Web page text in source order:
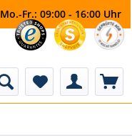
Mo.-Fr.: 09:00 - 16:00 Uhr